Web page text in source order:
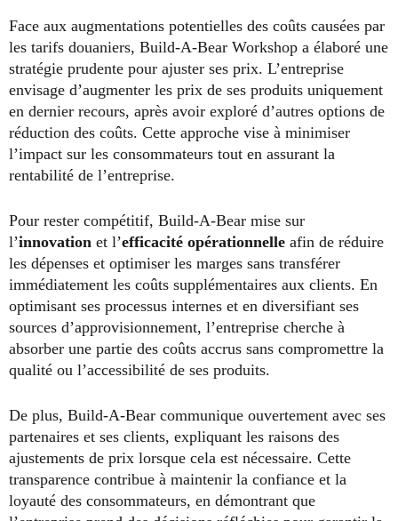
Face aux augmentations potentielles des coûts causées par
les tarifs douaniers, Build-A-Bear Workshop a élaboré une
stratégie prudente pour ajuster ses prix. L’entreprise
envisage d’augmenter les prix de ses produits uniquement
en dernier recours, après avoir exploré d’autres options de
réduction des coûts. Cette approche vise à minimiser
l’impact sur les consommateurs tout en assurant la
rentabilité de l’entreprise.
Pour rester compétitif, Build-A-Bear mise sur
l’innovation et l’efficacité opérationnelle afin de réduire
les dépenses et optimiser les marges sans transférer
immédiatement les coûts supplémentaires aux clients. En
optimisant ses processus internes et en diversifiant ses
sources d’approvisionnement, l’entreprise cherche à
absorber une partie des coûts accrus sans compromettre la
qualité ou l’accessibilité de ses produits.
De plus, Build-A-Bear communique ouvertement avec ses
partenaires et ses clients, expliquant les raisons des
ajustements de prix lorsque cela est nécessaire. Cette
transparence contribue à maintenir la confiance et la
loyauté des consommateurs, en démontrant que